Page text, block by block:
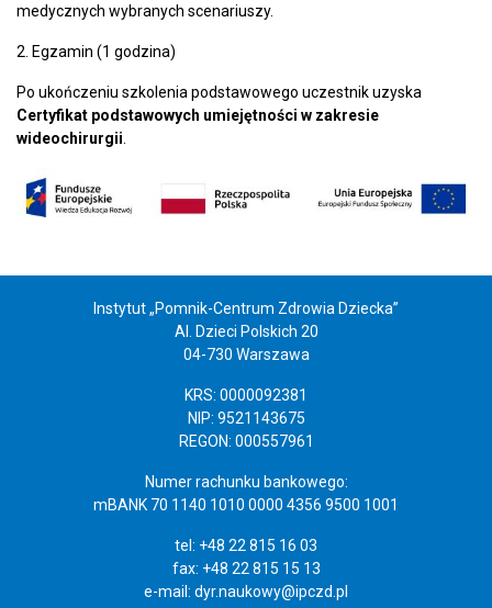
medycznych wybranych scenariuszy.
2. Egzamin (1 godzina)
Po ukończeniu szkolenia podstawowego uczestnik uzyska
Certyfikat podstawowych umiejętności w zakresie
wideochirurgii
Instytut „Pomnik-Centrum Zdrowia Dziecka”
Al. Dzieci Polskich 20
04-730 Warszawa
KRS: 0000092381
NIP: 9521143675
REGON: 000557961
Numer rachunku bankowego:
mBANK 70 1140 1010 0000 4356 9500 1001
tel: +48 22 815 16 03
fax: +48 22 815 15 13
e-mail: dyr.naukowy@ipczd.pl